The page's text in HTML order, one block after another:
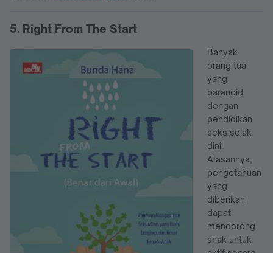
5. Right From The Start
Banyak
orang tua
yang
paranoid
dengan
pendidikan
seks sejak
dini.
Alasannya,
pengetahuan
yang
diberikan
dapat
mendorong
anak untuk